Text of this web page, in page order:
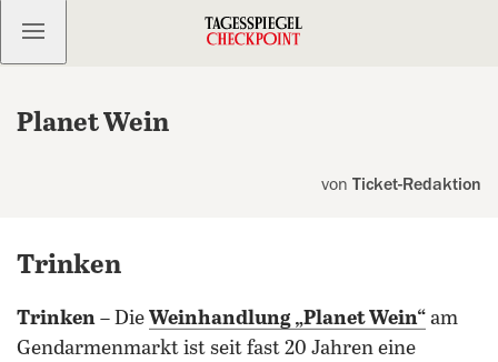
Kostenlos anmelden
Planet Wein
von Ticket-Redaktion
Trinken
Trinken – Die Weinhandlung „Planet Wein“ am
Gendarmenmarkt ist seit fast 20 Jahren eine